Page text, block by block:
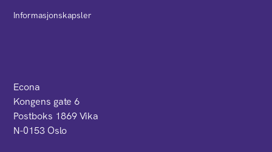
Informasjonskapsler
Econa
Kongens gate 6
Postboks 1869 Vika
N-0153 Oslo